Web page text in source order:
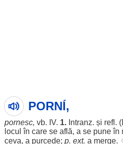
PORNÍ,
pornesc, vb. IV. 1.Intranz. și refl. (
locul în care se află, a se pune în
ceva, a purcede; p. ext. a merge.